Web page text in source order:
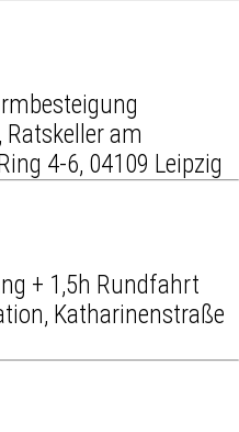
am
4-6, 04109 Leipzig
+ 1,5h Rundfahrt
Katharinenstraße